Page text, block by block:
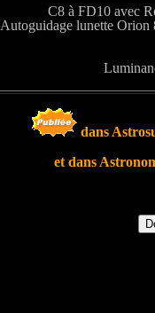
C8 à FD10 avec
Autoguidage lunette
dans
et dans